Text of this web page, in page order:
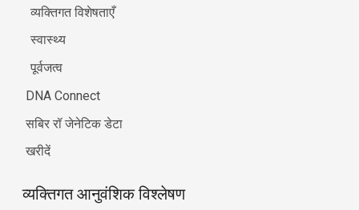
व्यक्तिगत विशेषताएँ
स्वास्थ्य
पूर्वजत्व
DNA Connect
सबिर रॉ जेनेटिक डेटा
खरीदें
व्यक्तिगत आनुवंशिक विश्लेषण